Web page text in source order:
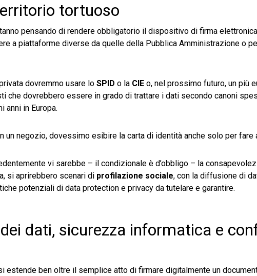
tortuoso
pensando di rendere obbligatorio il dispositivo di firma
a piattaforme diverse da quelle della Pubblica Amministrazione o
dovremmo usare lo SPID o la CIE o, nel prossimo futuro, un più
che dovrebbero essere in grado di trattare i dati secondo canoni
anni in Europa.
un negozio, dovessimo esibire la carta di identità anche solo per fare
vi sarebbe – il condizionale è d’obbligo – la
si aprirebbero scenari di profilazione sociale, con la diffusione di
potenziali di data protection e privacy da tutelare e garantire.
dati, sicurezza informatica e
estende ben oltre il semplice atto di firmare digitalmente un